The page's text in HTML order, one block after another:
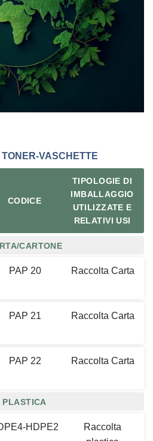
VASCHETTE
CODICE
TIPOLOGIE DI
IMBALLAGGIO
UTILIZZATE E
RELATIVI USI
CARTONE
PAP 20 Raccolta Carta
PAP 21 Raccolta Carta
PAP 22 Raccolta Carta
PLASTICA
HDPE2
Raccolta